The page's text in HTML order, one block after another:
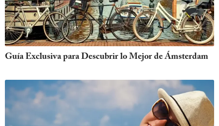
Guía Exclusiva para Descubrir lo Mejor de Ámsterdam